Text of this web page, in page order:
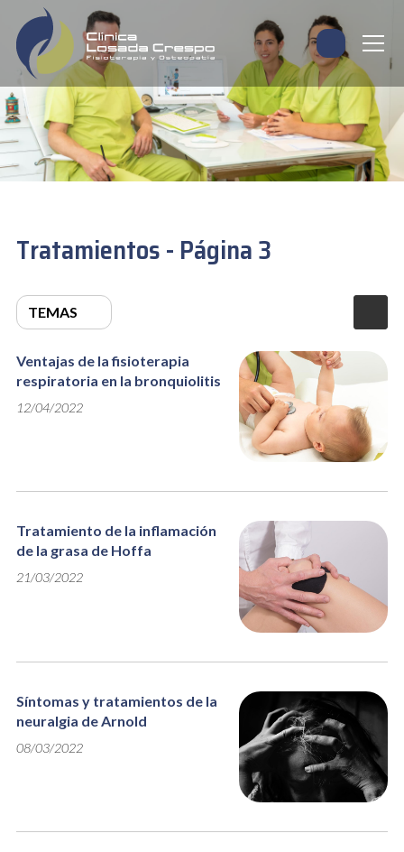
Tratamientos - Página 3
TEMAS
Ventajas de la fisioterapia
respiratoria en la bronquiolitis
12/04/2022
Tratamiento de la inflamación
de la grasa de Hoffa
21/03/2022
Síntomas y tratamientos de la
neuralgia de Arnold
08/03/2022